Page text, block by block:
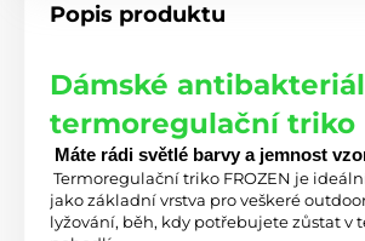
Popis produktu
Dámské
termoregulační triko
Máte rádi světlé barvy a jemnost
jako základní vrstva pro veškeré
lyžování, běh, kdy potřebujete zůstat v